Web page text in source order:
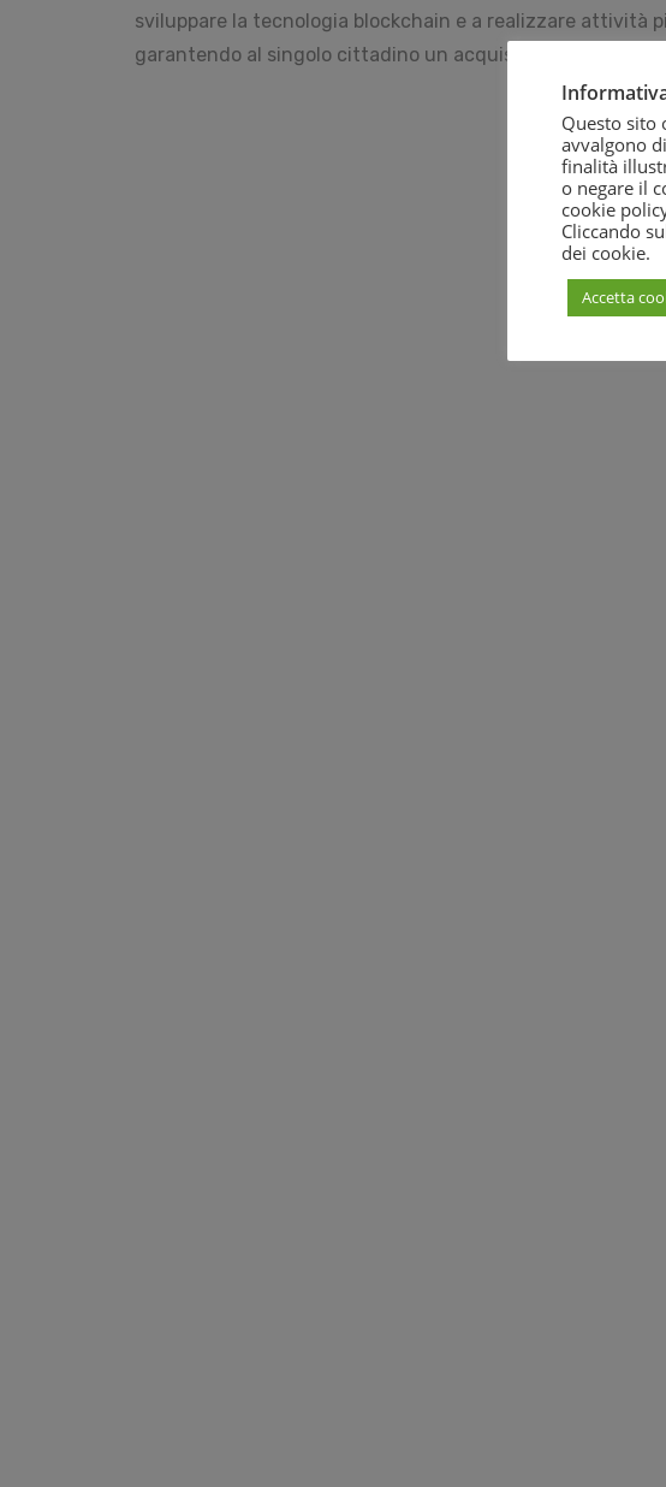
sviluppare la tecnologia blockchain e a realizzare attività
garantendo al singolo cittadino un acquisto consapevole e
Questo sito
avvalgono
finalità
o negare il
cookie
Cliccando
dei cookie.
Accetta